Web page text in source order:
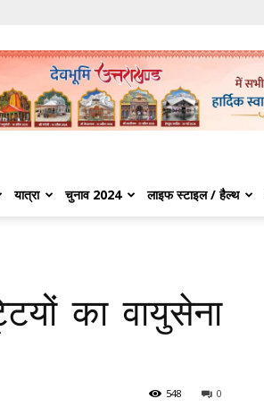
यात्रा चुनाव 2024 लाइफ स्टाइल / हैल्थ
का वायुसेना
0
548